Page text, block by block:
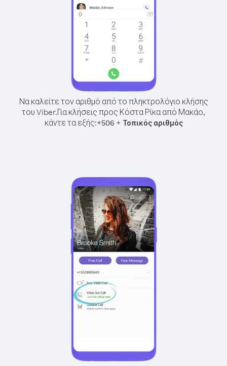
Να καλείτε τον αριθμό από το πληκτρολόγιο κλήσης
του Viber.Για κλήσεις προς Κόστα Ρίκα από Μακάο,
κάντε τα εξής:+506 + Τοπικός αριθμός